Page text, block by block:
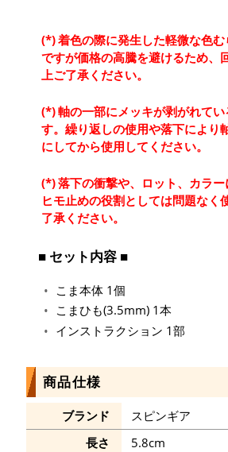
着色の際に発生した軽微な色
ですが価格の高騰を避けるため、
上ご了承ください。
軸の一部にメッキが剥がれて
す。繰り返しの使用や落下により
にしてから使用してください。
落下の衝撃や、ロット、カラ
ヒモ止めの役割としては問題な
了承ください。
■ セット内容 ■
こま本体 1個
こまひも(3.5mm) 1本
インストラクション 1部
商品仕様
ブランド
スピンギア
長さ
5.8cm